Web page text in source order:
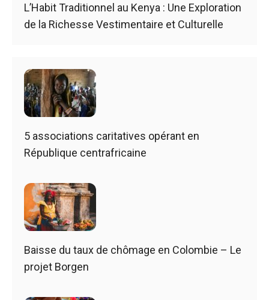
L’Habit Traditionnel au Kenya : Une Exploration
de la Richesse Vestimentaire et Culturelle
5 associations caritatives opérant en
République centrafricaine
Baisse du taux de chômage en Colombie – Le
projet Borgen